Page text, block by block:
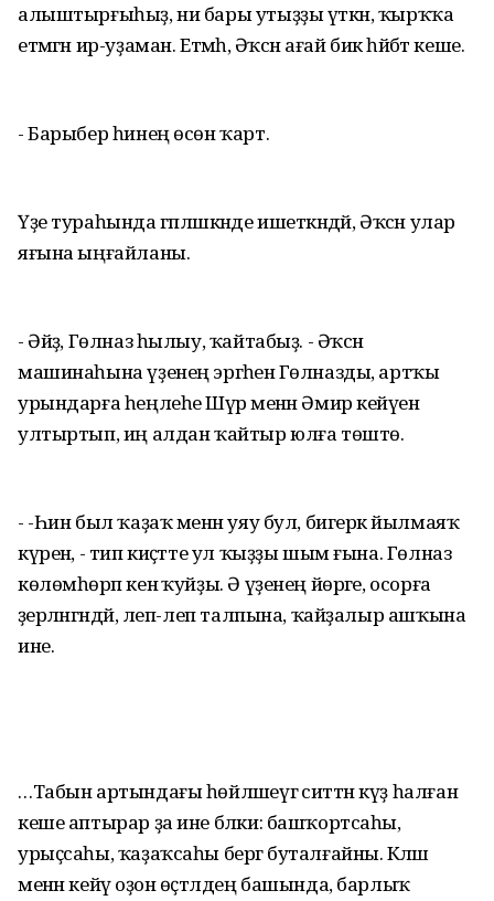
алыштырғыһыҙ, ни бары утыҙҙы үткән, ҡырҡҡа
етмәгән ир-уҙаман. Етмәһә, Әҡсән ағай бик һәйбәт кеше.
- Барыбер һинең өсөн ҡарт.
Үҙе тураһында гәпләшкәнде ишеткәндәй, Әҡсән улар
яғына ыңғайланы.
- Әйҙә, Гөлназ һылыу, ҡайтабыҙ. - Әҡсән
машинаһына үҙенең эргәһенә Гөлназды, артҡы
урындарға һеңлеһе Шәүрә менән Әмир кейәүен
ултыртып, иң алдан ҡайтыр юлға төштө.
- -Һин был ҡаҙаҡ менән уяу бул, бигерәк йылмаяҡ
күренә, - тип киҫәтте ул ҡыҙҙы шым ғына. Гөлназ
көлөмһөрәп кенә ҡуйҙы. Ә үҙенең йөрәге, осорға
әҙерләнгәндәй, леп-леп талпына, ҡайҙалыр ашҡына
ине.
…Табын артындағы һөйләшеүгә ситтән күҙ һалған
кеше аптырар ҙа ине бәлки: башҡортсаһы,
урыҫсаһы, ҡаҙаҡсаһы бергә буталғайны. Кәләш
менән кейәү оҙон өҫтәлдең башында, барлыҡ